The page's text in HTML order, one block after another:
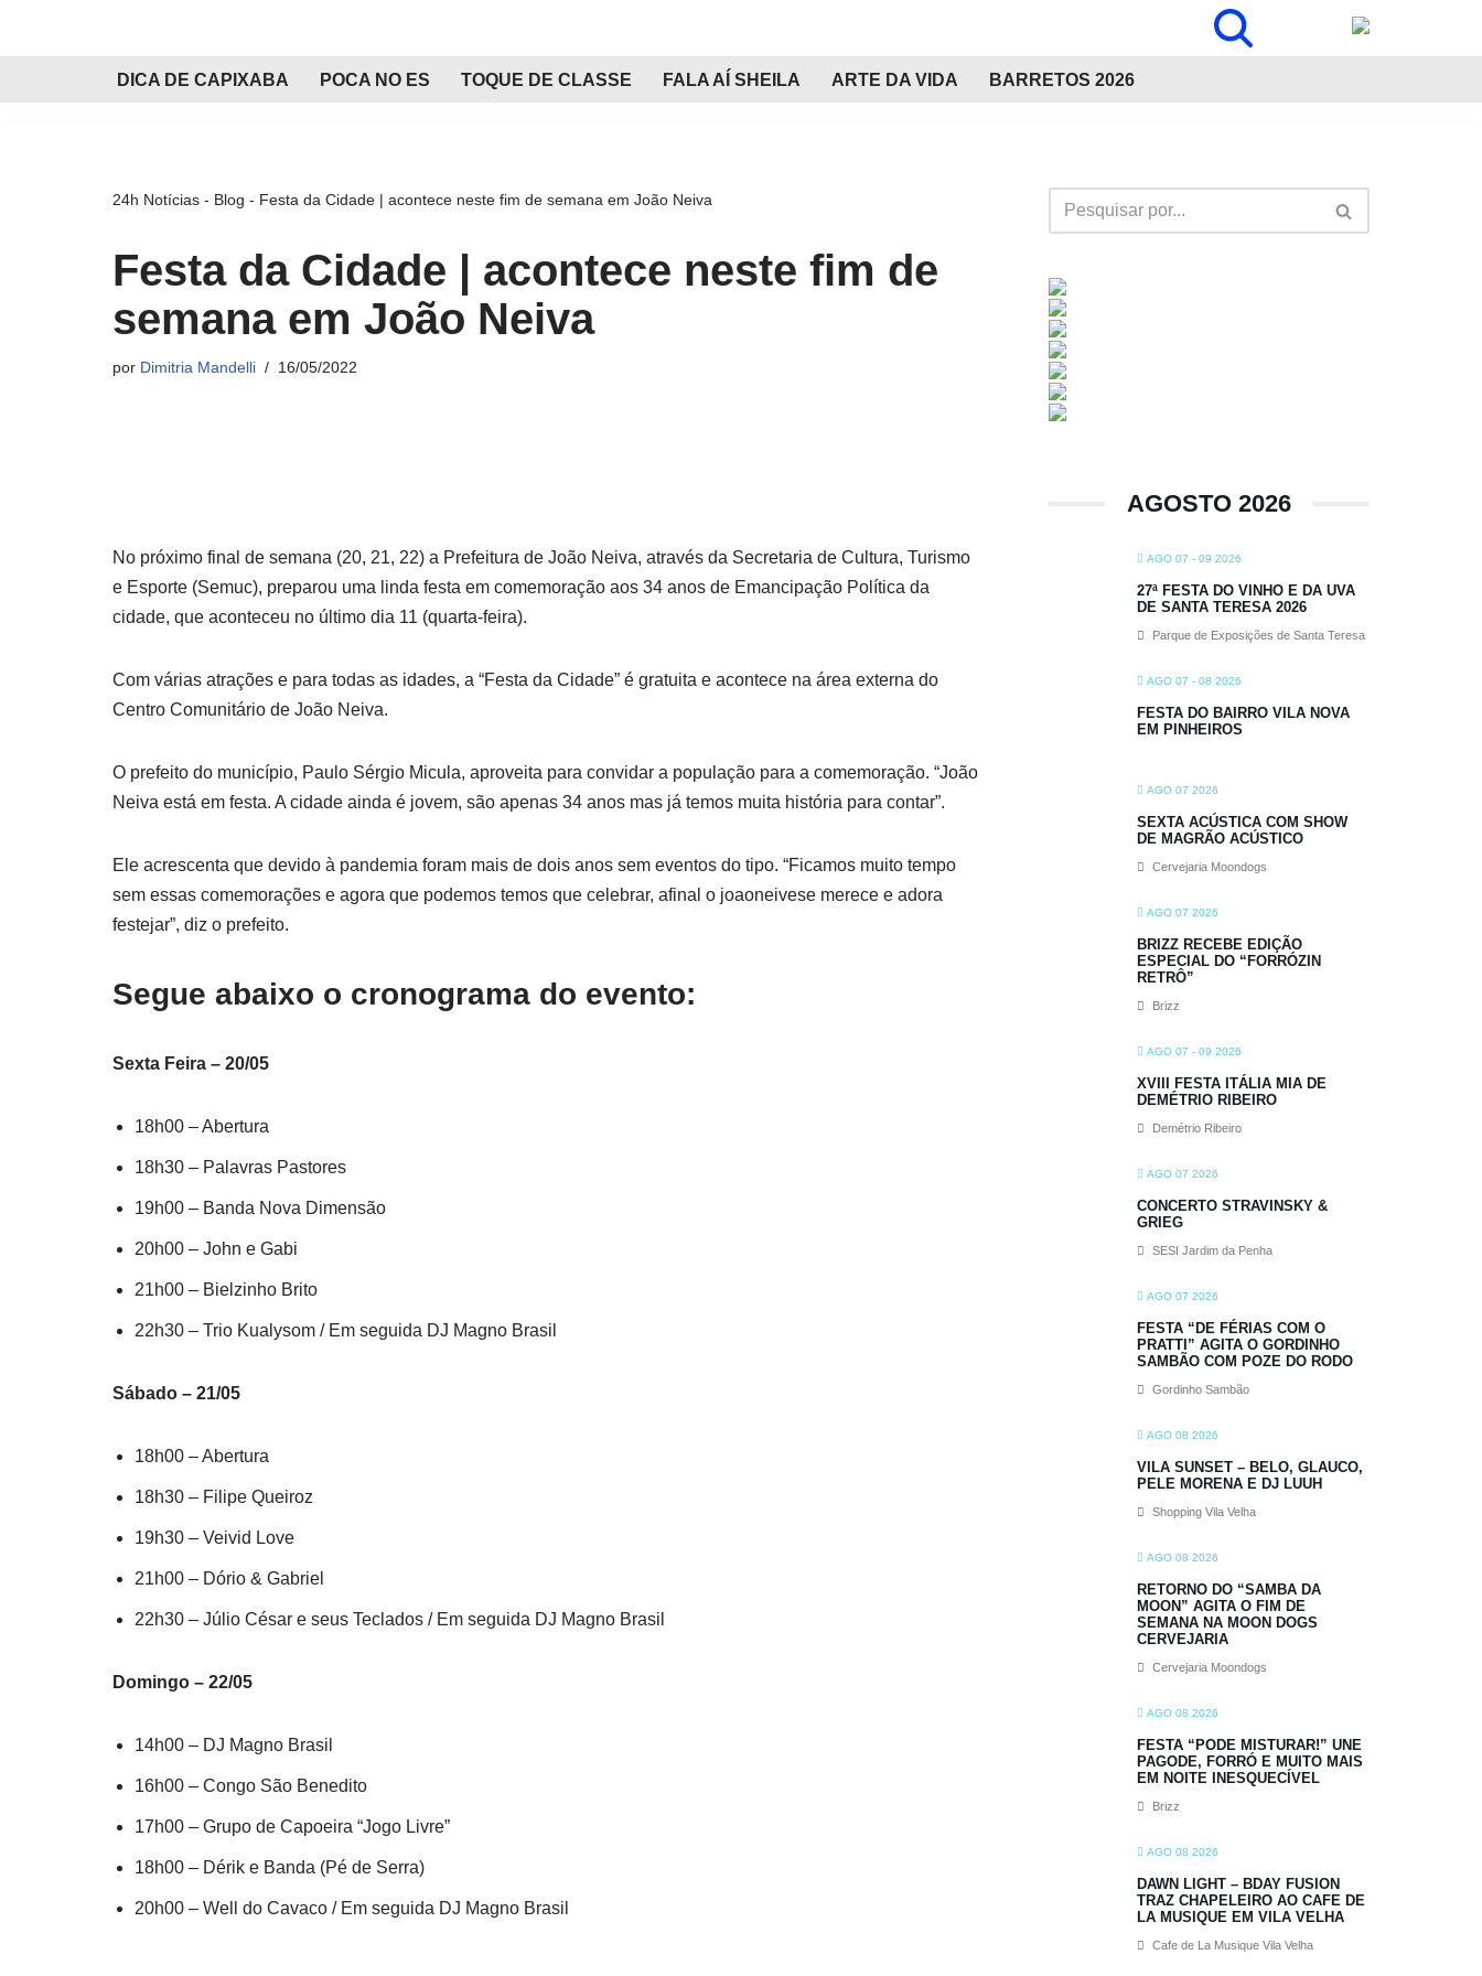
DICA DE CAPIXABA POCA NO ES TOQUE DE CLASSE FALA AÍ SHEILA ARTE DA VIDA BARRETOS 2026
24h Notícias - Blog - Festa da Cidade | acontece neste fim de semana em João Neiva
Festa da Cidade | acontece neste fim de
semana em João Neiva
por Dimitria Mandelli 16/05/2022
No próximo final de semana (20, 21, 22) a Prefeitura de João Neiva, através da Secretaria de Cultura, Turismo
e Esporte (Semuc), preparou uma linda festa em comemoração aos 34 anos de Emancipação Política da
cidade, que aconteceu no último dia 11 (quarta-feira).
Com várias atrações e para todas as idades, a “Festa da Cidade” é gratuita e acontece na área externa do
Centro Comunitário de João Neiva.
O prefeito do município, Paulo Sérgio Micula, aproveita para convidar a população para a comemoração. “João
Neiva está em festa. A cidade ainda é jovem, são apenas 34 anos mas já temos muita história para contar”.
Ele acrescenta que devido à pandemia foram mais de dois anos sem eventos do tipo. “Ficamos muito tempo
sem essas comemorações e agora que podemos temos que celebrar, afinal o joaoneivese merece e adora
festejar”, diz o prefeito.
Segue abaixo o cronograma do evento:
Sexta Feira – 20/05
18h00 – Abertura
18h30 – Palavras Pastores
19h00 – Banda Nova Dimensão
20h00 – John e Gabi
21h00 – Bielzinho Brito
22h30 – Trio Kualysom / Em seguida DJ Magno Brasil
Sábado – 21/05
18h00 – Abertura
18h30 – Filipe Queiroz
19h30 – Veivid Love
21h00 – Dório & Gabriel
22h30 – Júlio César e seus Teclados / Em seguida DJ Magno Brasil
Domingo – 22/05
14h00 – DJ Magno Brasil
16h00 – Congo São Benedito
17h00 – Grupo de Capoeira “Jogo Livre”
18h00 – Dérik e Banda (Pé de Serra)
20h00 – Well do Cavaco / Em seguida DJ Magno Brasil
AGOSTO 2026
AGO 07 - 09 2026
27ª FESTA DO VINHO E DA UVA
DE SANTA TERESA 2026
Parque de Exposições de Santa Teresa
AGO 07 - 08 2026
FESTA DO BAIRRO VILA NOVA
EM PINHEIROS
AGO 07 2026
SEXTA ACÚSTICA COM SHOW
DE MAGRÃO ACÚSTICO
Cervejaria Moondogs
AGO 07 2026
BRIZZ RECEBE EDIÇÃO
ESPECIAL DO “FORRÓZIN
RETRÔ”
Brizz
AGO 07 - 09 2026
XVIII FESTA ITÁLIA MIA DE
DEMÉTRIO RIBEIRO
Demétrio Ribeiro
AGO 07 2026
CONCERTO STRAVINSKY &
GRIEG
SESI Jardim da Penha
AGO 07 2026
FESTA “DE FÉRIAS COM O
PRATTI” AGITA O GORDINHO
SAMBÃO COM POZE DO RODO
Gordinho Sambão
AGO 08 2026
VILA SUNSET – BELO, GLAUCO,
PELE MORENA E DJ LUUH
Shopping Vila Velha
AGO 08 2026
RETORNO DO “SAMBA DA
MOON” AGITA O FIM DE
SEMANA NA MOON DOGS
CERVEJARIA
Cervejaria Moondogs
AGO 08 2026
FESTA “PODE MISTURAR!” UNE
PAGODE, FORRÓ E MUITO MAIS
EM NOITE INESQUECÍVEL
Brizz
AGO 08 2026
DAWN LIGHT – BDAY FUSION
TRAZ CHAPELEIRO AO CAFE DE
LA MUSIQUE EM VILA VELHA
Cafe de La Musique Vila Velha